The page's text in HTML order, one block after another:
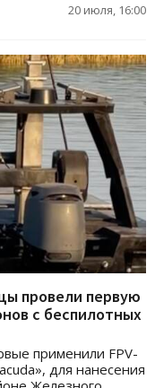
20 июля, 16:00
провели первую
с беспилотных
применили FPV-
для нанесения